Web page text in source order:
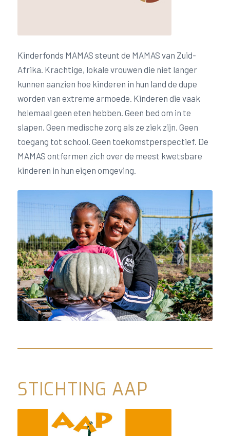
Kinderfonds MAMAS steunt de MAMAS van Zuid-
Afrika. Krachtige, lokale vrouwen die niet langer
kunnen aanzien hoe kinderen in hun land de dupe
worden van extreme armoede. Kinderen die vaak
helemaal geen eten hebben. Geen bed om in te
slapen. Geen medische zorg als ze ziek zijn. Geen
toegang tot school. Geen toekomstperspectief. De
MAMAS ontfermen zich over de meest kwetsbare
kinderen in hun eigen omgeving.
STICHTING AAP